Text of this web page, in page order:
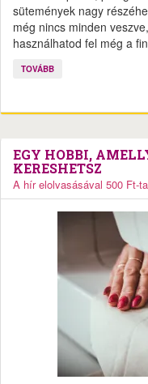
sütemények nagy
még nincs minden
használhatod fel még a
TOVÁBB
EGY HOBBI,
KERESHETSZ
A hír elolvasásával 500 Ft-